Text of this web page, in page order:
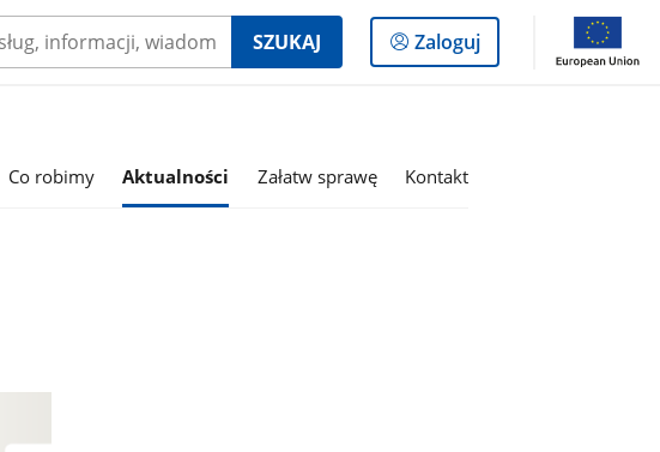
SZUKAJ
Logowanie
do
Zaloguj
Co robimy Aktualności Załatw sprawę Kontakt